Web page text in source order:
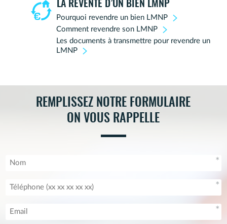
LA REVENTE D’UN BIEN LMNP
Pourquoi revendre un bien LMNP
Comment revendre son LMNP
Les documents à transmettre pour revendre un
LMNP
REMPLISSEZ NOTRE FORMULAIRE
ON VOUS RAPPELLE